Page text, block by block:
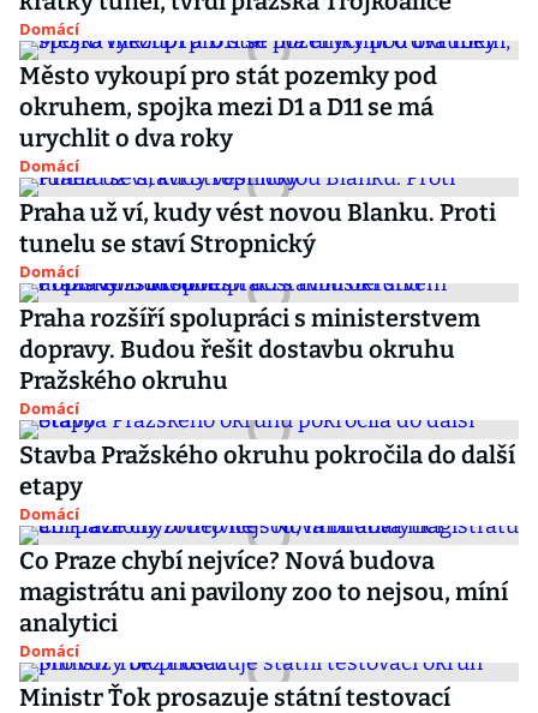
Domácí
Město vykoupí pro stát pozemky pod
okruhem, spojka mezi D1 a D11 se má
urychlit o dva roky
Domácí
Praha už ví, kudy vést novou Blanku. Proti
tunelu se staví Stropnický
Domácí
Praha rozšíří spolupráci s ministerstvem
dopravy. Budou řešit dostavbu okruhu
Pražského okruhu
Domácí
Stavba Pražského okruhu pokročila do další
etapy
Domácí
Co Praze chybí nejvíce? Nová budova
magistrátu ani pavilony zoo to nejsou, míní
analytici
Domácí
Ministr Ťok prosazuje státní testovací